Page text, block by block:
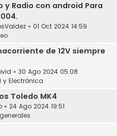
Radio con android Para
« 01 Oct 2024 14:59
de 12V siempre
« 30 Ago 2024 05:08
y Electrónica
Toledo MK4
« 24 Ago 2024 19:51